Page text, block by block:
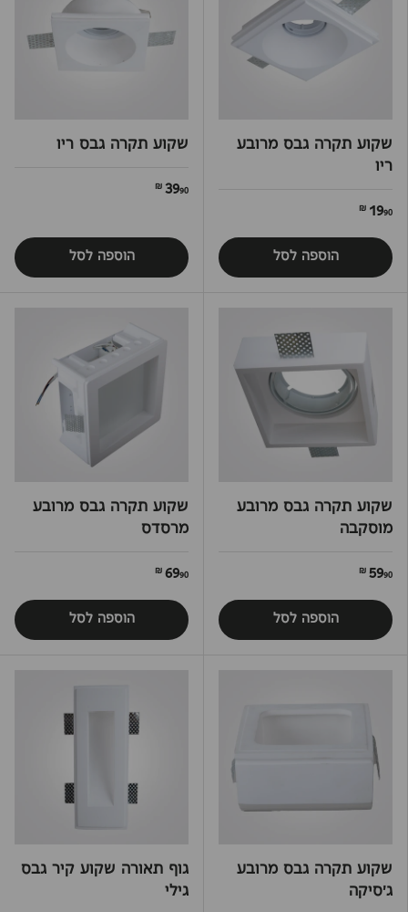
שקוע תקרה גבס מרובע
ריו
1990 ₪
הוספה לסל
שקוע תקרה גבס ריו
3990 ₪
הוספה לסל
שקוע תקרה גבס מרובע
מוסקבה
5990 ₪
הוספה לסל
שקוע תקרה גבס מרובע
מרסדס
6990 ₪
הוספה לסל
שקוע תקרה גבס מרובע
ג'סיקה
גוף תאורה שקוע קיר גבס
גילי